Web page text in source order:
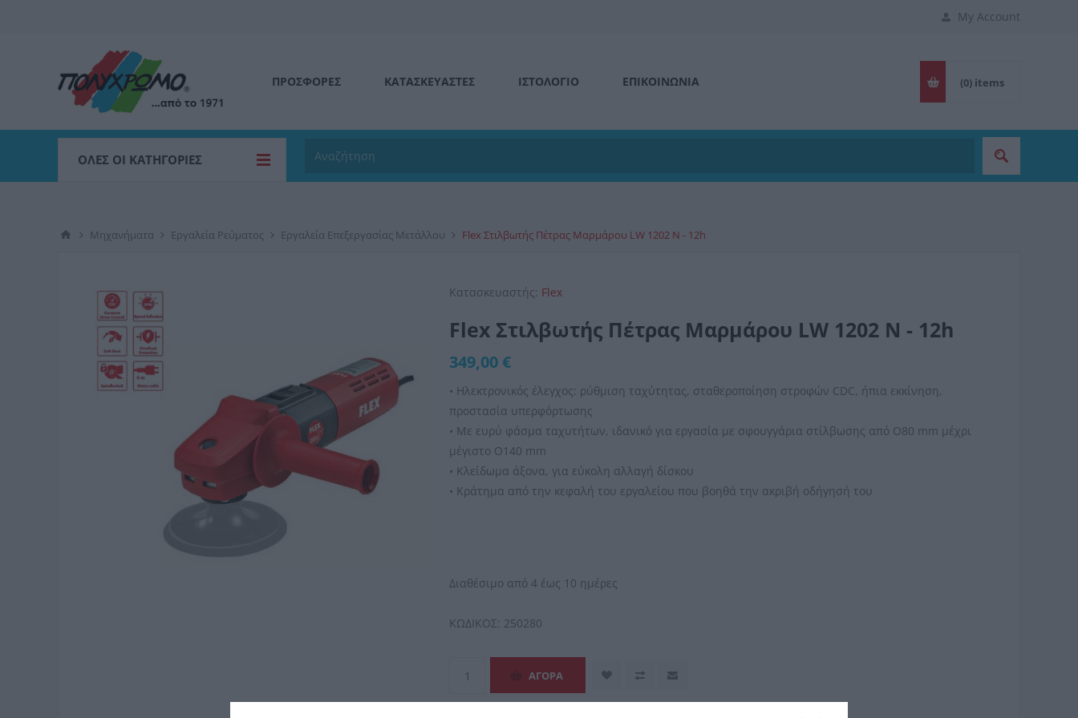
My Account
ΠΡΟΣΦΟΡΕΣ ΚΑΤΑΣΚΕΥΑΣΤΕΣ ΙΣΤΟΛΌΓΙΟ ΕΠΙΚΟΙΝΩΝΊΑ (0) items
ΌΛΕΣ ΟΙ ΚΑΤΗΓΟΡΊΕΣ
Μηχανήματα Εργαλεία Ρεύματος Εργαλεία Επεξεργασίας Μετάλλου Flex Στιλβωτής Πέτρας Μαρμάρου LW 1202 N - 12h
Κατασκευαστής: Flex
Flex Στιλβωτής Πέτρας Μαρμάρου LW 1202 N - 12h
349,00 €
• Ηλεκτρονικός έλεγχος: ρύθμιση ταχύτητας, σταθεροποίηση στροφών CDC, ήπια εκκίνηση,
προστασία υπερφόρτωσης
• Με ευρύ φάσμα ταχυτήτων, ιδανικό για εργασία με σφουγγάρια στίλβωσης από O80 mm μέχρι
μέγιστο O140 mm
• Κλείδωμα άξονα, για εύκολη αλλαγή δίσκου
• Κράτημα από την κεφαλή του εργαλείου που βοηθά την ακριβή οδήγησή του
Διαθέσιμο από 4 έως 10 ημέρες
ΚΩΔΙΚΟΣ: 250280